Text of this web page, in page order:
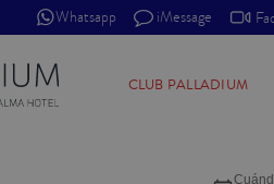
Whatsapp iMessage
CLUB PALLADIUM